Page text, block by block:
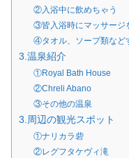
②入浴中に飲めちゃう
③皆入浴時にマッサージ
④タオル、ソープ類など
3.温泉紹介
①Royal Bath House
②Chreli Abano
③その他の温泉
3.周辺の観光スポット
①ナリカラ砦
②レグフタケヴィ滝